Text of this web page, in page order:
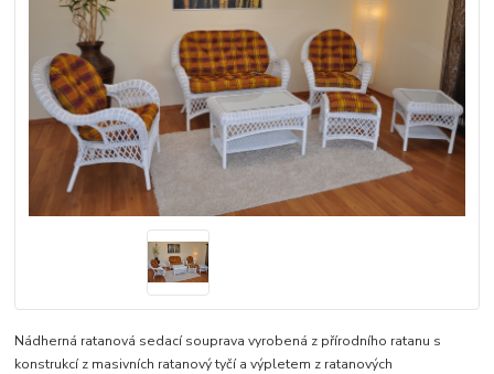
Nádherná ratanová sedací souprava vyrobená z přírodního ratanu s
konstrukcí z masivních ratanový tyčí a výpletem z ratanových